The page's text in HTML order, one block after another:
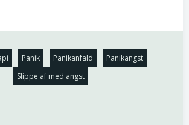
Panik Panikanfald
Panikangst
Slippe af med angst